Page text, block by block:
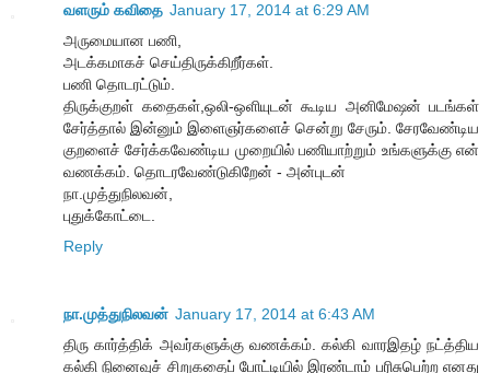
வளரும் கவிதை January 17, 2014 at 6:29 AM
அருமையான பணி,
அடக்கமாகச் செய்திருக்கிறீர்கள்.
பணி தொடரட்டும்.
திருக்குறள் கதைகள்,ஒலி-ஒளியுடன் கூடிய அனிமேஷன் படங்கள்
சேர்த்தால் இன்னும் இளைஞர்களைச் சென்று சேரும். சேரவேண்டிய
குறளைச் சேர்க்கவேண்டிய முறையில் பணியாற்றும் உங்களுக்கு என்
வணக்கம். தொடரவேண்டுகிறேன் - அன்புடன்
நா.முத்துநிலவன்,
புதுக்கோட்டை.
Reply
நா.முத்துநிலவன் January 17, 2014 at 6:43 AM
திரு கார்த்திக் அவர்களுக்கு வணக்கம். கல்கி வாரஇதழ் நட்த்திய
கல்கி நினைவுச் சிறுகதைப் போட்டியில் இரண்டாம் பரிசுபெற்ற எனது